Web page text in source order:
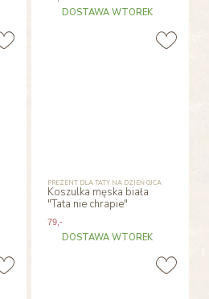
DOSTAWA WTOREK
PREZENT DLA TATY NA DZIEŃ OJCA
Koszulka męska biała
"Tata nie chrapie"
79 ,-
DOSTAWA WTOREK